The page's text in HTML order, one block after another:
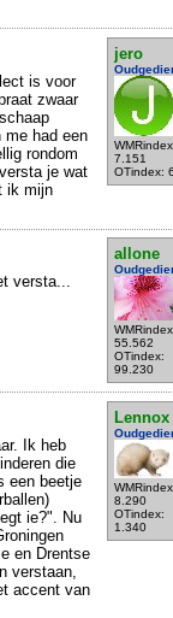
jero
7.151
OTindex:
is voor
zwaar
me had een
rondom
je wat
ik mijn
allone
55.562
OTindex:
99.230
versta...
Lennox
8.290
OTindex:
1.340
Ik heb
die
een beetje
ie?". Nu
en Drentse
verstaan,
accent van